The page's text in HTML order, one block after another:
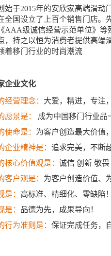
始于2015年的安欣家高端滑动
全国设立了上百个销售门店
AAA级诚信经营示范单位》等
，持之以恒为消费者提供高端
着移门行业的时尚潮流
企业文化
经营理念： 大爱，精进，专注
愿景是：
成为中国移门行业品
使命是： 为客户创造最大价值
企业精神是： 追求完美，不断
核心价值观是： 诚信 创新 敬畏
客户观是： 为客户创造价值、
是： 高标准、精细化、零缺陷！
是： 品德为先，成果导向！
行为准则是： 保证完成任务，